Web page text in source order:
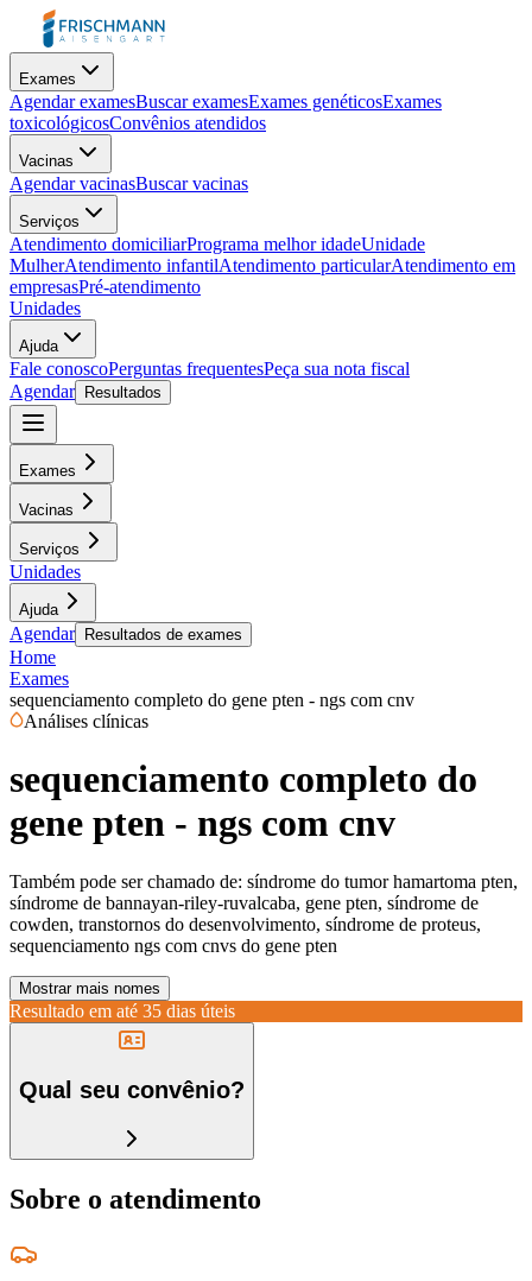
Exames
Agendar examesBuscar examesExames genéticosExames
toxicológicosConvênios atendidos
Vacinas
Agendar vacinasBuscar vacinas
Serviços
Atendimento domiciliarPrograma melhor idadeUnidade
MulherAtendimento infantilAtendimento particularAtendimento em
empresasPré-atendimento
Unidades
Ajuda
Fale conoscoPerguntas frequentesPeça sua nota fiscal
Agendar
Resultados
Exames
Vacinas
Serviços
Unidades
Ajuda
Agendar Resultados de exames
Home
Exames
sequenciamento completo do gene pten - ngs com cnv
Análises clínicas
sequenciamento completo do
gene pten - ngs com cnv
Também pode ser chamado de: síndrome do tumor hamartoma pten,
síndrome de bannayan-riley-ruvalcaba, gene pten, síndrome de
cowden, transtornos do desenvolvimento, síndrome de proteus,
sequenciamento ngs com cnvs do gene pten
Mostrar mais nomes
Resultado em até 35 dias úteis
Qual seu convênio?
Sobre o atendimento